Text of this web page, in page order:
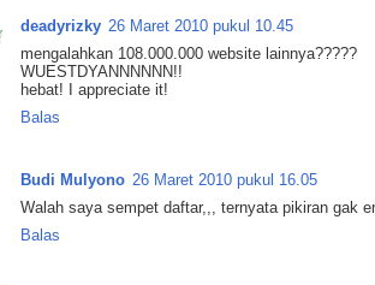
deadyrizky 26 Maret 2010 pukul 10.45
mengalahkan 108.000.000 website lainnya?????
WUESTDYANNNNNN!!
hebat! I appreciate it!
Balas
Budi Mulyono 26 Maret 2010 pukul 16.05
Walah saya sempet daftar,,, ternyata pikiran gak
Balas